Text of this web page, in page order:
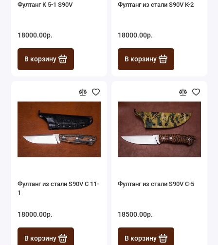
Фултанг K 5-1 S90V
18000.00р.
В корзину
Фултанг из стали S90V K-2
18000.00р.
В корзину
Фултанг из стали S90V С 11-
1
18000.00р.
В корзину
Фултанг из стали S90V С-5
18500.00р.
В корзину